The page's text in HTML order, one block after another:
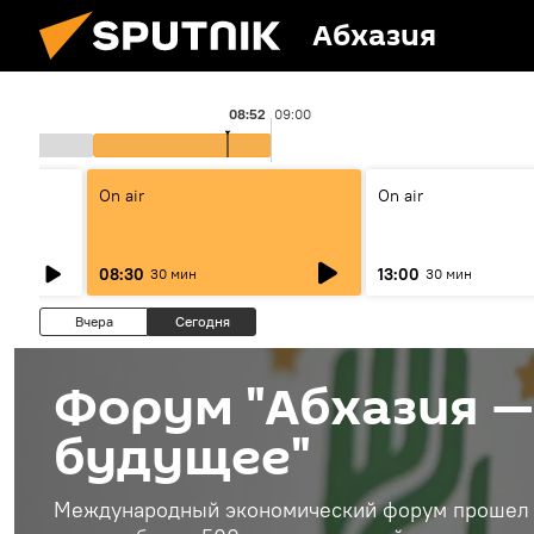
Абхазия
09:00
08:52
On air
08:30 30 мин
On air
13:00 30 мин
Вчера Сегодня
Форум "Абхазия
будущее"
Международный экономический форум